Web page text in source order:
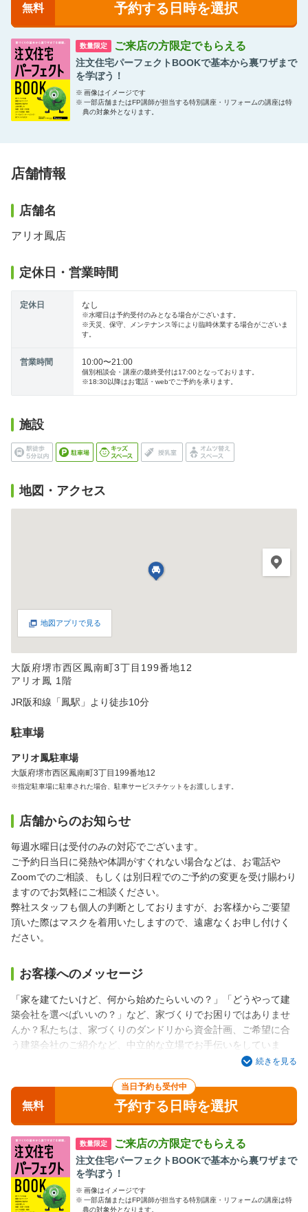
無料 予約する日時を選択
数量限定 ご来店の方限定でもらえる
注文住宅パーフェクトBOOKで基本から裏ワザまで
を学ぼう！
※ 画像はイメージです
※ 一部店舗またはFP講師が担当する特別講座・リフォームの講座は特
典の対象外となります。
店舗情報
店舗名
アリオ鳳店
定休日・営業時間
定休日 なし
※水曜日は予約受付のみとなる場合がございます。
※天災、保守、メンテナンス等により臨時休業する場合がございま
す。
営業時間 10:00〜21:00
個別相談会・講座の最終受付は17:00となっております。
※18:30以降はお電話・webでご予約を承ります。
施設
地図・アクセス
地図アプリで見る
大阪府堺市西区鳳南町3丁目199番地12
アリオ鳳 1階
JR阪和線「鳳駅」より徒歩10分
駐車場
アリオ鳳駐車場
大阪府堺市西区鳳南町3丁目199番地12
※指定駐車場に駐車された場合、駐車サービスチケットをお渡しします。
店舗からのお知らせ
毎週水曜日は受付のみの対応でございます。
ご予約日当日に発熱や体調がすぐれない場合などは、お電話や
Zoomでのご相談、もしくは別日程でのご予約の変更を受け賜わり
ますのでお気軽にご相談ください。
弊社スタッフも個人の判断としておりますが、お客様からご要望
頂いた際はマスクを着用いたしますので、遠慮なくお申し付けく
ださい。
お客様へのメッセージ
「家を建てたいけど、何から始めたらいいの？」「どうやって建
築会社を選べばいいの？」など、家づくりでお困りではありませ
んか？私たちは、家づくりのダンドリから資金計画、ご希望に合
う建築会社のご紹介など、中立的な立場でお手伝いをしていま
脚で、家づくりのお手伝いができればと思っています。
さらに、大阪・和歌山・兵庫・奈良・京都の地元工務店、施工対
応可能な一級建築事務所、大手ハウスメーカーまであなたに合っ
た建築会社を幅広くご紹介いたします。ネットや雑誌には載って
いない情報もお伝えできます。
ぜひみなさま、お気軽にお越しくださいね。
続きを見る
当日予約も受付中
無料 予約する日時を選択
数量限定 ご来店の方限定でもらえる
注文住宅パーフェクトBOOKで基本から裏ワザまで
を学ぼう！
※ 画像はイメージです
※ 一部店舗またはFP講師が担当する特別講座・リフォームの講座は特
典の対象外となります。